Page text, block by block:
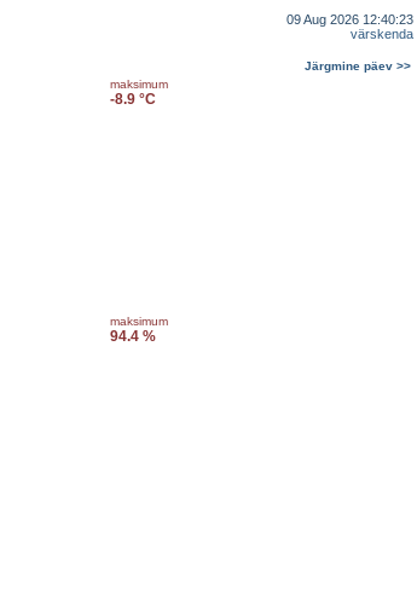
09 Aug 2026 12:40:23
värskenda
Järgmine päev >>
maksimum
-8.9 °C
maksimum
94.4 %